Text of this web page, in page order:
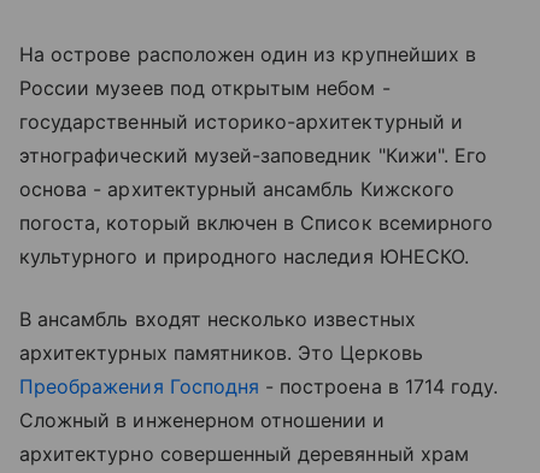
На острове расположен один из крупнейших в
России музеев под открытым небом -
государственный историко-архитектурный и
этнографический музей-заповедник "Кижи". Его
основа - архитектурный ансамбль Кижского
погоста, который включен в Список всемирного
культурного и природного наследия ЮНЕСКО.
В ансамбль входят несколько известных
архитектурных памятников. Это Церковь
Преображения Господня - построена в 1714 году.
Сложный в инженерном отношении и
архитектурно совершенный деревянный храм